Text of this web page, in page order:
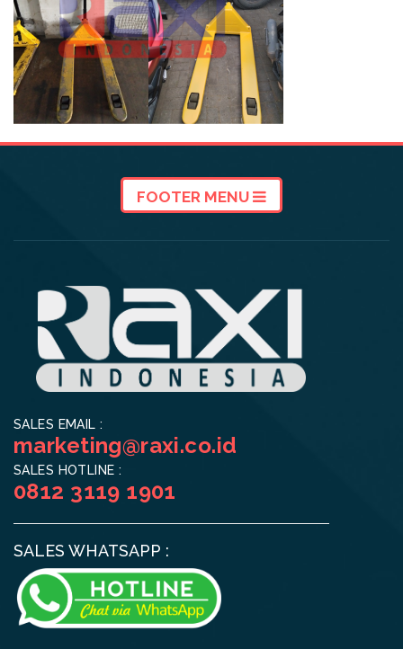
FOOTER MENU
SALES EMAIL :
marketing@raxi.co.id
SALES HOTLINE :
0812 3119 1901
SALES WHATSAPP :